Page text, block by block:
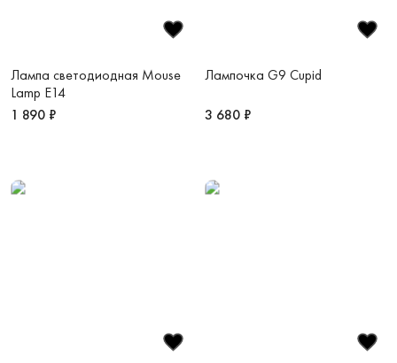
Лампа светодиодная Mouse
Lamp E14
1 890 ₽
Лампочка G9 Cupid
3 680 ₽